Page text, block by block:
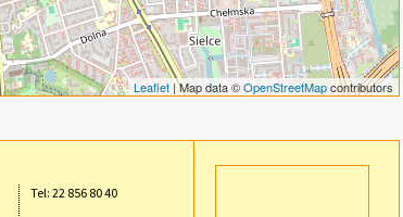
Leaflet| Map data ©OpenStreetMapcontributors
Tel: 22 856 80 40